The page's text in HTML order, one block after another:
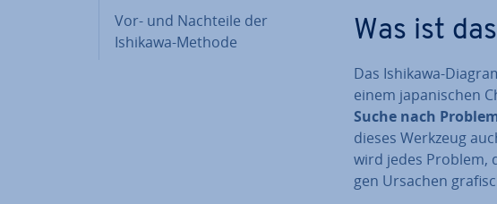
Vor- und Nachteile der
Ishikawa-Methode
Was ist
Das Ishikawa-
einem ja­pa­ni­schen
Suche nach
dieses Werkzeug
wird jedes Problem,
gen Ursachen